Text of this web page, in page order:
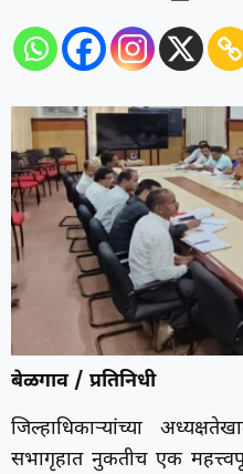
बेळगाव / प्रतिनिधी
जिल्हाधिकाऱ्यांच्या
सभागृहात नुकतीच एक